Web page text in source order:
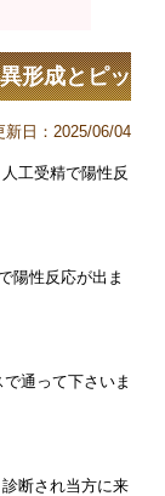
形成とピッ
受精で陽性
日： 2025/06/04
工受精で陽性反
陽性反応が出ま
通って下さいま
断され当方に来